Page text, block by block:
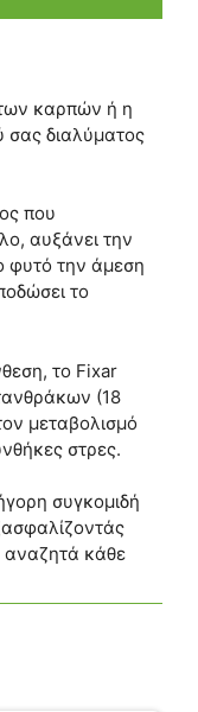
καρπών ή η
σας διαλύματος
που
αυξάνει την
φυτό την άμεση
το
το Fixar
(18
μεταβολισμό
στρες.
συγκομιδή
αναζητά κάθε